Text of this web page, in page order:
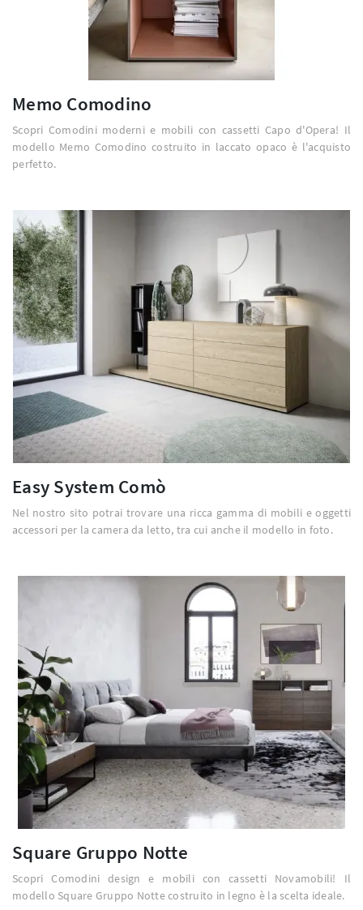
Memo Comodino
Scopri Comodini moderni e mobili con cassetti Capo d'Opera! Il
modello Memo Comodino costruito in laccato opaco è l'acquisto
perfetto.
Easy System Comò
Nel nostro sito potrai trovare una ricca gamma di mobili e oggetti
accessori per la camera da letto, tra cui anche il modello in foto.
Square Gruppo Notte
Scopri Comodini design e mobili con cassetti Novamobili! Il
modello Square Gruppo Notte costruito in legno è la scelta ideale.